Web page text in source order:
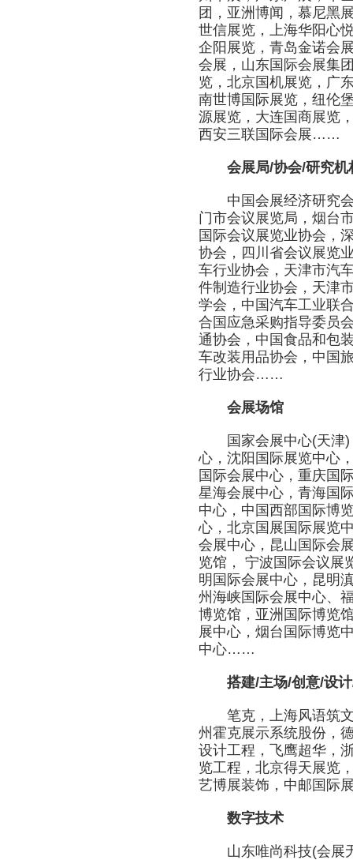
团，亚洲博闻，慕尼黑
世信展览，上海华阳心
企阳展览，青岛金诺会
会展，山东国际会展集
览，北京国机展览，广
南世博国际展览，纽伦
源展览，大连国商展览
西安三联国际会展……
会展局/协会/研究机
中国会展经济研究会
门市会议展览局，烟台
国际会议展览业协会，
协会，四川省会议展览
车行业协会，天津市汽
件制造行业协会，天津
学会，中国汽车工业联
合国应急采购指导委员
通协会，中国食品和包
车改装用品协会，中国
行业协会……
会展场馆
国家会展中心(天津)
心，沈阳国际展览中心
国际会展中心，重庆国
星海会展中心，青海国
中心，中国西部国际博
心，北京国展国际展览
会展中心，昆山国际会
览馆， 宁波国际会议展
明国际会展中心，昆明
州海峡国际会展中心、
博览馆，亚洲国际博览
展中心，烟台国际博览
中心……
搭建/主场/创意/设计
笔克，上海风语筑文
州霍克展示系统股份，
设计工程，飞鹰超华，
览工程，北京得天展览
艺博展装饰，中邮国际
数字技术
山东唯尚科技(会展无